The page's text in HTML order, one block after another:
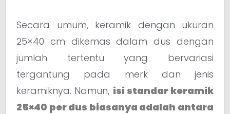
Secara umum, keramik dengan ukuran
25×40 cm dikemas dalam dus dengan
jumlah tertentu yang bervariasi
tergantung pada merk dan jenis
keramiknya. Namun, isi standar keramik
25×40 per dus biasanya adalah antara